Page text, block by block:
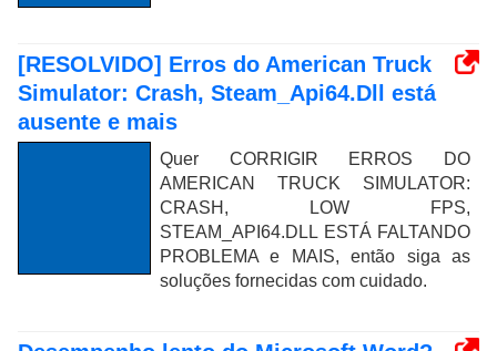
[RESOLVIDO] Erros do American Truck
Simulator: Crash, Steam_Api64.Dll está
ausente e mais
Quer CORRIGIR ERROS DO
AMERICAN TRUCK SIMULATOR:
CRASH, LOW FPS,
STEAM_API64.DLL ESTÁ FALTANDO
PROBLEMA e MAIS, então siga as
soluções fornecidas com cuidado.